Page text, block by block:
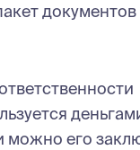
документов
его